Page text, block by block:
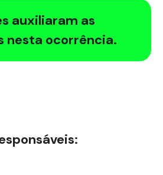
auxiliaram as
nesta ocorrência.